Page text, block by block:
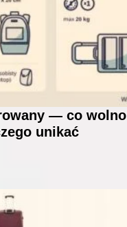
— co wolno
unikać